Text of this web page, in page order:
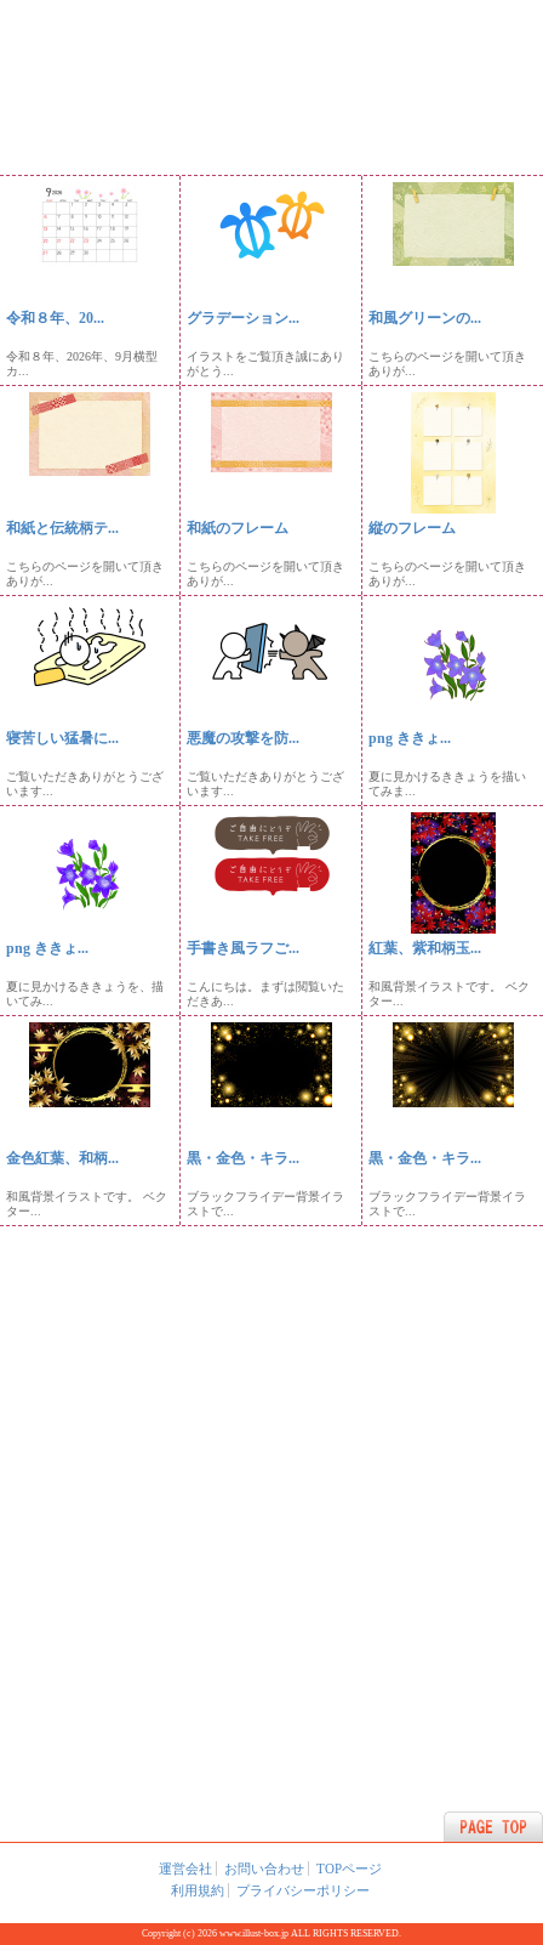
令和８年、20...
令和８年、2026年、9月横型
カ...
グラデーション...
イラストをご覧頂き誠にあり
がとう...
和風グリーンの...
こちらのページを開いて頂き
ありが...
和紙と伝統柄テ...
こちらのページを開いて頂き
ありが...
和紙のフレーム
こちらのページを開いて頂き
ありが...
縦のフレーム
こちらのページを開いて頂き
ありが...
寝苦しい猛暑に...
ご覧いただきありがとうござ
います...
悪魔の攻撃を防...
ご覧いただきありがとうござ
います...
png ききょ...
夏に見かけるききょうを描い
てみま...
png ききょ...
夏に見かけるききょうを、描
いてみ...
手書き風ラフご...
こんにちは。まずは閲覧いた
だきあ...
紅葉、紫和柄玉...
和風背景イラストです。 ベク
ター...
金色紅葉、和柄...
和風背景イラストです。 ベク
ター...
黒・金色・キラ...
ブラックフライデー背景イラ
ストで...
黒・金色・キラ...
ブラックフライデー背景イラ
ストで...
運営会社 お問い合わせ
TOPページ
利用規約
プライバシーポリシー
Copyright (c) 2026 www.illust-box.jp ALL RIGHTS RESERVED.